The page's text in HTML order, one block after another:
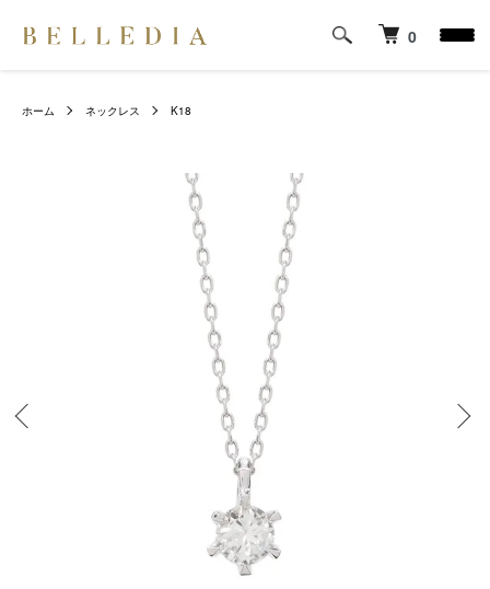
0
ホーム ネックレス K18